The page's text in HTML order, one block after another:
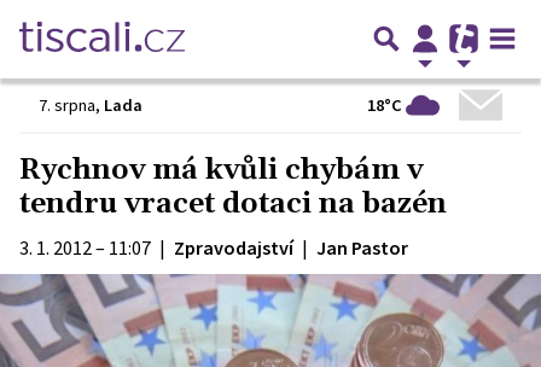
7. srpna, Lada 18°C
Rychnov má kvůli chybám v
tendru vracet dotaci na bazén
3. 1. 2012 – 11:07 | Zpravodajství | Jan Pastor